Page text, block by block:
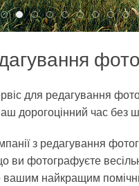
для навчання ШІ
для редагування
дорогоцінний час без
з редагування
ви фотографуєте
найкращим